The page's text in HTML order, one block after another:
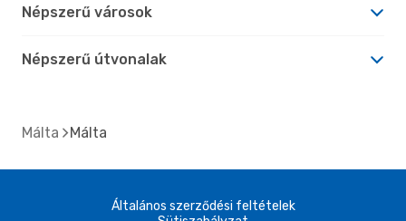
Népszerű városok
Népszerű útvonalak
Málta Málta
Általános szerződési feltételek